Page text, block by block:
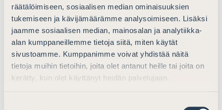
räätälöimiseen, sosiaalisen median ominaisuuksien
tukemiseen ja kävijämäärämme analysoimiseen. Lisäksi
jaamme sosiaalisen median, mainosalan ja analytiikka-
alan kumppaneillemme tietoja siitä, miten käytät
sivustoamme. Kumppanimme voivat yhdistää näitä
tietoja muihin tietoihin, joita olet antanut heille tai joita on
kerätty, kun olet käyttänyt heidän palvelujaan.
om webbplatsen uppfyller kraven i direktivet (EU)
2016/2102 som webbplatsens utvecklingsgrupp gjort.
Anmäl brist i tillgängligheten
Upptäckte du en brist i tillgängligheten på vår